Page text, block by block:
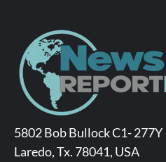
5802 Bob Bullock C1- 277Y
Laredo, Tx. 78041, USA